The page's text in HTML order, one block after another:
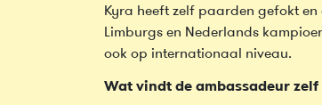
Kyra heeft zelf paarden gefokt
Limburgs en Nederlands
ook op internationaal niveau.
Wat vindt de ambassadeur